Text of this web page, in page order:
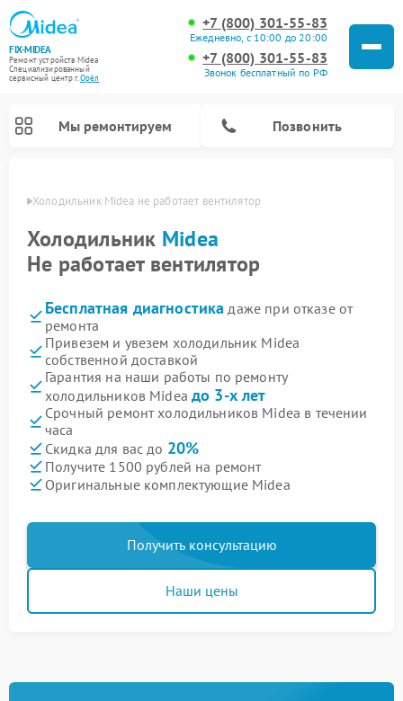
FIX-MIDEA
Ремонт устройств Midea
Специализированный
cервисный центр г.Орёл
+7 (800) 301-55-83
Ежедневно, с 10:00 до 20:00
+7 (800) 301-55-83
Звонок бесплатный по РФ
Мы ремонтируем Позвонить
Холодильник Midea не работает вентилятор
Холодильник Midea
Не работает вентилятор
Бесплатная диагностика даже при отказе от
ремонта
Привезем и увезем холодильник Midea
собственной доставкой
Гарантия на наши работы по ремонту
холодильников Mideaдо 3-х лет
Срочный ремонт холодильников Midea в течении
часа
Скидка для вас до 20%
Получите 1500 рублей на ремонт
Оригинальные комплектующие Midea
Получить консультацию
Наши цены